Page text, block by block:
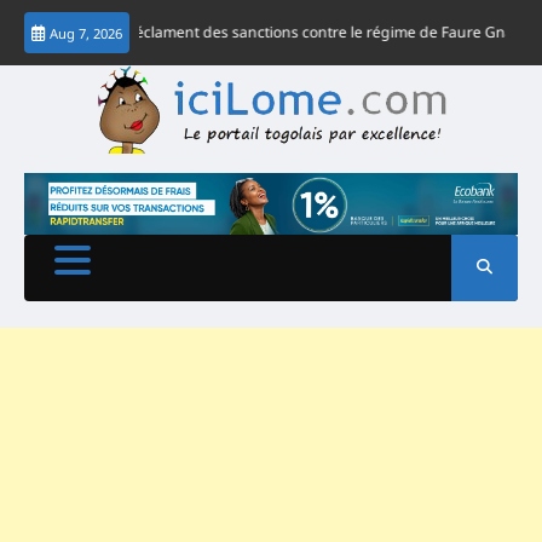
Skip
content
Aug 7, 2026
africaines réclament des sanctions contre le régime de Faure Gnassingbé